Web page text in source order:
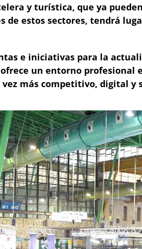
y turística, que ya
estos sectores, tendrá
e iniciativas para la
un entorno
más competitivo, digital y